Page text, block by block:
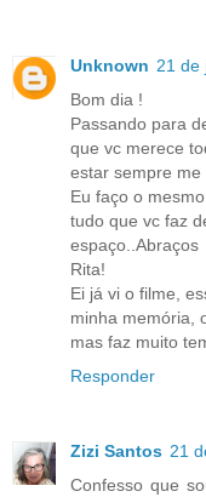
Unknown 21 de
Bom dia !
Passando para
que vc merece
estar sempre me
Eu faço o
tudo que vc faz
espaço..Abraços
Rita!
Ei já vi o filme,
minha memória,
mas faz muito
Responder
Zizi Santos 21
Confesso que